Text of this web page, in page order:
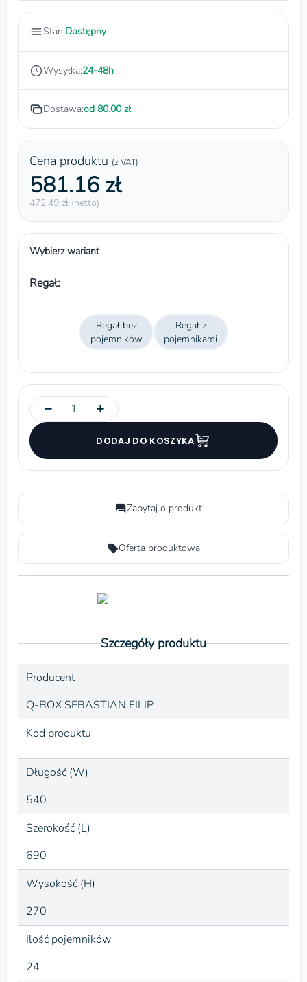
Stan:Dostępny
Wysyłka:24-48h
Dostawa:od 80.00 zł
Cena produktu (z VAT)
581.16 zł
472.49 zł (netto)
Wybierz wariant
Regał:
Regał bez
pojemników
Regał z
pojemnikami
− +
DODAJ DO KOSZYKA
Zapytaj o produkt
Oferta produktowa
Szczegóły produktu
Producent
Q-BOX SEBASTIAN FILIP
Kod produktu
Długość (W)
540
Szerokość (L)
690
Wysokość (H)
270
Ilość pojemników
24